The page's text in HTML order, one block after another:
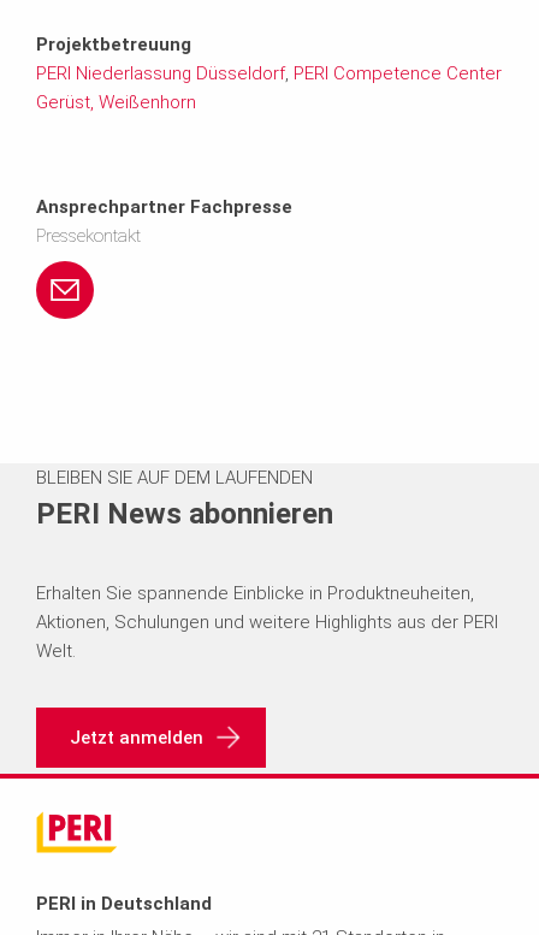
Projektbetreuung
PERI Niederlassung Düsseldorf, PERI Competence Center
Gerüst, Weißenhorn
Ansprechpartner Fachpresse
Pressekontakt
p
e
f
BLEIBEN SIE AUF DEM LAUFENDEN
PERI News abonnieren
Erhalten Sie spannende Einblicke in Produktneuheiten,
Aktionen, Schulungen und weitere Highlights aus der PERI
Welt.
Jetzt anmelden
PERI in Deutschland